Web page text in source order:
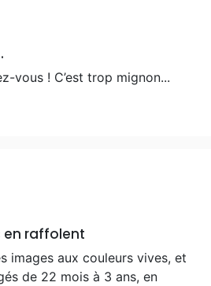
vous ! C’est trop mignon...
en raffolent
images aux couleurs vives, et
de 22 mois à 3 ans, en